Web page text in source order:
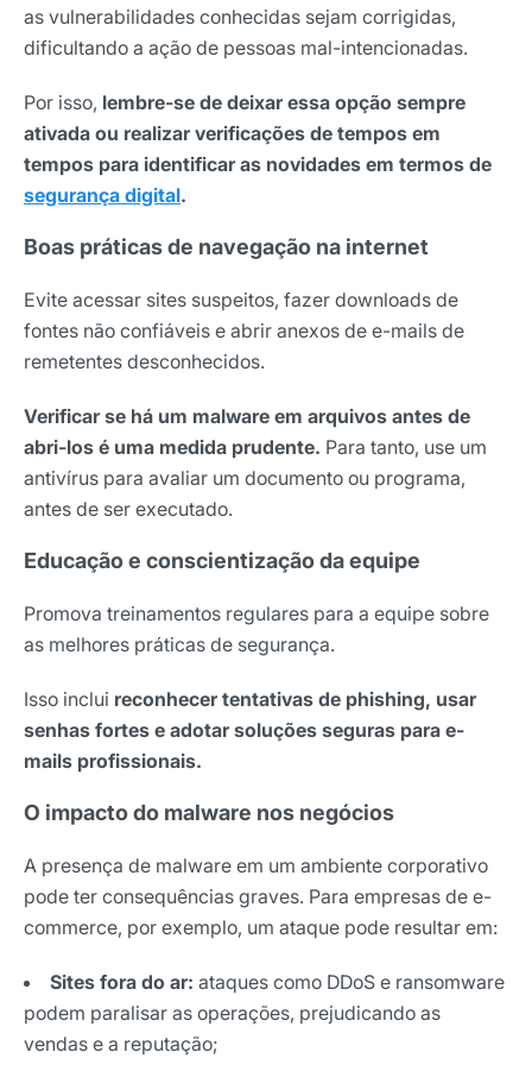
as vulnerabilidades conhecidas sejam corrigidas,
dificultando a ação de pessoas mal-intencionadas.
Por isso, lembre-se de deixar essa opção sempre
ativada ou realizar verificações de tempos em
tempos para identificar as novidades em termos de
segurança digital.
Boas práticas de navegação na internet
Evite acessar sites suspeitos, fazer downloads de
fontes não confiáveis e abrir anexos de e-mails de
remetentes desconhecidos.
Verificar se há um malware em arquivos antes de
abri-los é uma medida prudente. Para tanto, use um
antivírus para avaliar um documento ou programa,
antes de ser executado.
Educação e conscientização da equipe
Promova treinamentos regulares para a equipe sobre
as melhores práticas de segurança.
Isso inclui reconhecer tentativas de phishing, usar
senhas fortes e adotar soluções seguras para e-
mails profissionais.
O impacto do malware nos negócios
A presença de malware em um ambiente corporativo
pode ter consequências graves. Para empresas de e-
commerce, por exemplo, um ataque pode resultar em:
Sites fora do ar: ataques como DDoS e ransomware
podem paralisar as operações, prejudicando as
vendas e a reputação;